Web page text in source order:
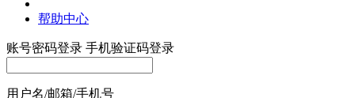
帮助中心
账号密码登录 手机验证码登录
用户名/邮箱/手机号